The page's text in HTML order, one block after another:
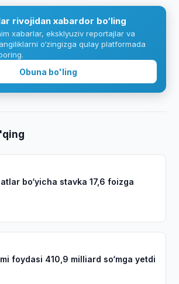
rivojidan xabardor bo‘ling
xabarlar, eksklyuziv reportajlar va
o‘zingizga qulay platformada
Obuna bo'ling
bo‘yicha stavka 17,6 foizga
foydasi 410,9 milliard so‘mga yetdi